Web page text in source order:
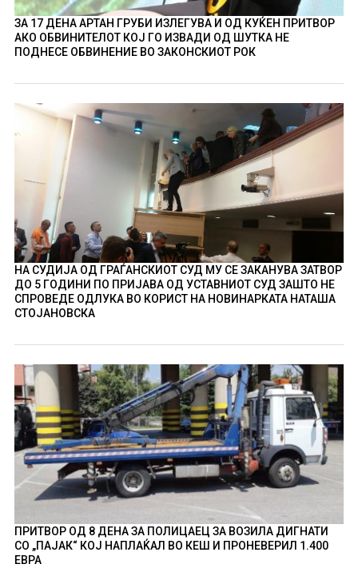
ЗА 17 ДЕНА АРТАН ГРУБИ ИЗЛЕГУВА И ОД КУЌЕН ПРИТВОР
АКО ОБВИНИТЕЛОТ КОЈ ГО ИЗВАДИ ОД ШУТКА НЕ
ПОДНЕСЕ ОБВИНЕНИЕ ВО ЗАКОНСКИОТ РОК
НА СУДИЈА ОД ГРАЃАНСКИОТ СУД МУ СЕ ЗАКАНУВА ЗАТВОР
ДО 5 ГОДИНИ ПО ПРИЈАВА ОД УСТАВНИОТ СУД ЗАШТО НЕ
СПРОВЕДЕ ОДЛУКА ВО КОРИСТ НА НОВИНАРКАТА НАТАША
СТОЈАНОВСКА
ПРИТВОР ОД 8 ДЕНА ЗА ПОЛИЦАЕЦ ЗА ВОЗИЛА ДИГНАТИ
СО „ПАЈАК“ КОЈ НАПЛАЌАЛ ВО КЕШ И ПРОНЕВЕРИЛ 1.400
ЕВРА